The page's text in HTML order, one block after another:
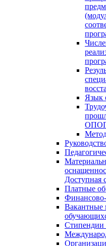
Язык
ОПОП
Доступная
Платные
Финансово-
Вакантные
Стипендии